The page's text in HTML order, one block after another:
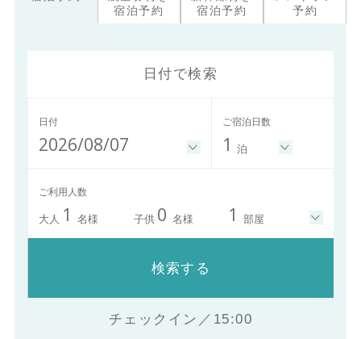
宿泊予約
宿泊予約
予約
日付で検索
日付
2026/08/07
ご宿泊日数
1 泊
ご利用人数
大人 1 名様 子供 0 名様 1 部屋
検索する
チェックイン／15:00